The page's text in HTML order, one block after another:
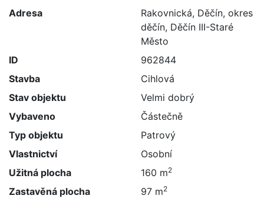
Adresa
Rakovnická, Děčín, okres
děčín, Děčín III-Staré
Město
ID
962844
Stavba
Cihlová
Stav objektu
Velmi dobrý
Vybaveno
Částečně
Typ objektu
Patrový
Vlastnictví
Osobní
Užitná plocha
160 m2
Zastavěná plocha 97 m2